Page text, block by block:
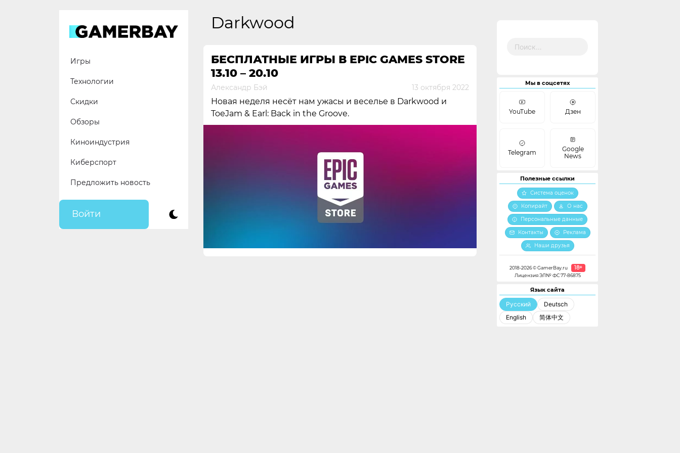
Игры
Технологии
Скидки
Обзоры
Киноиндустрия
Киберспорт
Предложить новость
Войти
Darkwood
БЕСПЛАТНЫЕ ИГРЫ В EPIC GAMES STORE
13.10 – 20.10
Александр Бэй 13 октября 2022
Новая неделя несёт нам ужасы и веселье в Darkwood и
ToeJam & Earl: Back in the Groove.
Мы в соцсетях
YouTube Дзен
Telegram
Google
News
Полезные ссылки
Система оценок
Копирайт
О нас
Персональные данные
Контакты
Реклама
Наши друзья
2018-2026 © GamerBay.ru 18+
Лицензия ЭЛ№ ФС 77-86875
Язык сайта
Русский
Deutsch
English
简体中文